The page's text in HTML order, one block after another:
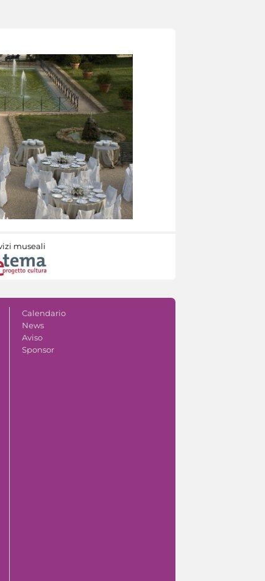
museali
Calendario
News
Aviso
Sponsor